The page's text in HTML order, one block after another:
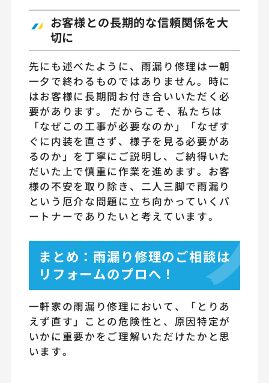
お客様との長期的な信頼関係を大
切に
先にも述べたように、雨漏り修理は一朝
一夕で終わるものではありません。時に
はお客様に長期間お付き合いいただく必
要があります。 だからこそ、私たちは
「なぜこの工事が必要なのか」「なぜす
ぐに内装を直さず、様子を見る必要があ
るのか」を丁寧にご説明し、ご納得いた
だいた上で慎重に作業を進めます。お客
様の不安を取り除き、二人三脚で雨漏り
という厄介な問題に立ち向かっていくパ
ートナーでありたいと考えています。
まとめ：雨漏り修理のご相談は
リフォームのプロへ！
一軒家の雨漏り修理において、「とりあ
えず直す」ことの危険性と、原因特定が
いかに重要かをご理解いただけたかと思
います。